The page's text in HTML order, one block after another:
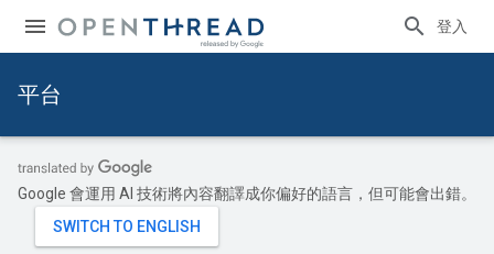
登入
平台
Google 會運用 AI 技術將內容翻譯成你偏好的語言，但可能會出錯。